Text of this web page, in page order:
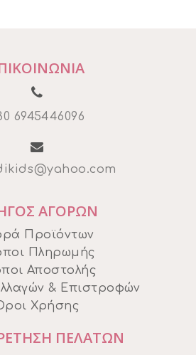
6945446096
ΑΓΟΡΩΝ
Προϊόντων
Πληρωμής
Αποστολής
& Επιστροφών
Χρήσης
ΠΕΛΑΤΩΝ